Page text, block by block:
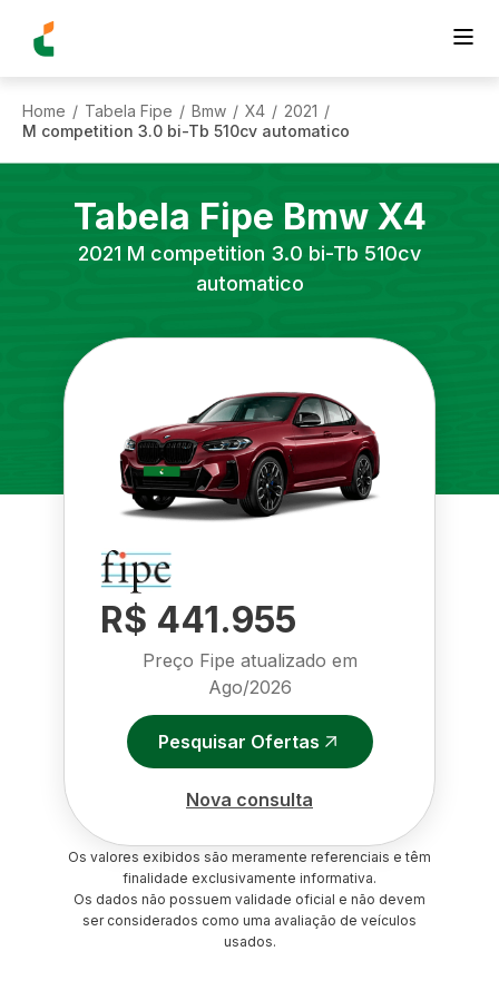
Home / Tabela Fipe / Bmw / X4 / 2021 /
M competition 3.0 bi-Tb 510cv automatico
Tabela Fipe Bmw X4
2021 M competition 3.0 bi-Tb 510cv
automatico
R$ 441.955
Preço Fipe atualizado em
Ago/2026
Pesquisar Ofertas
Nova consulta
Os valores exibidos são meramente referenciais e têm
finalidade exclusivamente informativa.
Os dados não possuem validade oficial e não devem
ser considerados como uma avaliação de veículos
usados.